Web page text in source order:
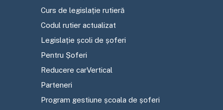
Curs de legislație rutieră
Codul rutier actualizat
Legislație școli de șoferi
Pentru Șoferi
Reducere carVertical
Parteneri
Program gestiune școala de șoferi